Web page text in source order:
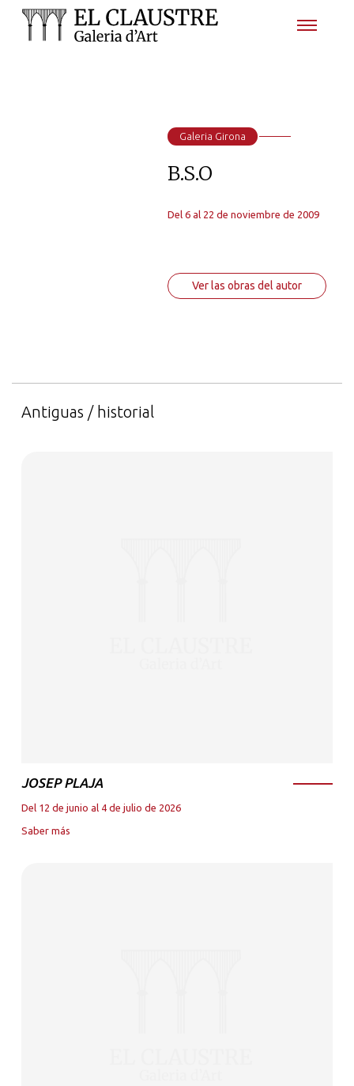
Galeria Girona
B.S.O
Del 6 al 22 de noviembre de 2009
Ver las obras del autor
Antiguas / historial
JOSEP PLAJA
Del 12 de junio al 4 de julio de 2026
Saber más